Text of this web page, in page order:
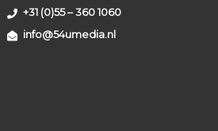
+31 (0)55 – 360 1060
info@54umedia.nl